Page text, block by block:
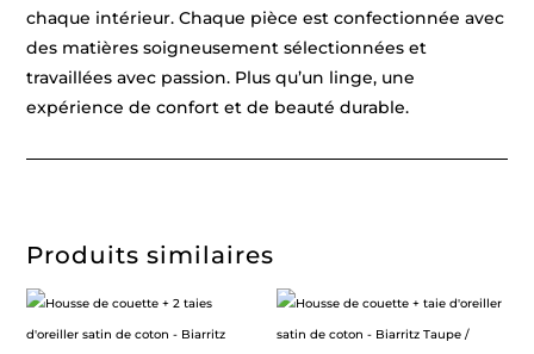
chaque intérieur. Chaque pièce est confectionnée avec
des matières soigneusement sélectionnées et
travaillées avec passion. Plus qu’un linge, une
expérience de confort et de beauté durable.
Produits similaires